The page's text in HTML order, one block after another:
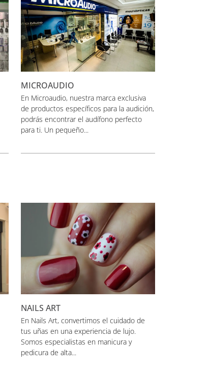
MICROAUDIO
En Microaudio, nuestra marca exclusiva
de productos específicos para la audición,
podrás encontrar el audífono perfecto
para ti. Un pequeño...
NAILS ART
En Nails Art, convertimos el cuidado de
tus uñas en una experiencia de lujo.
Somos especialistas en manicura y
pedicura de alta...